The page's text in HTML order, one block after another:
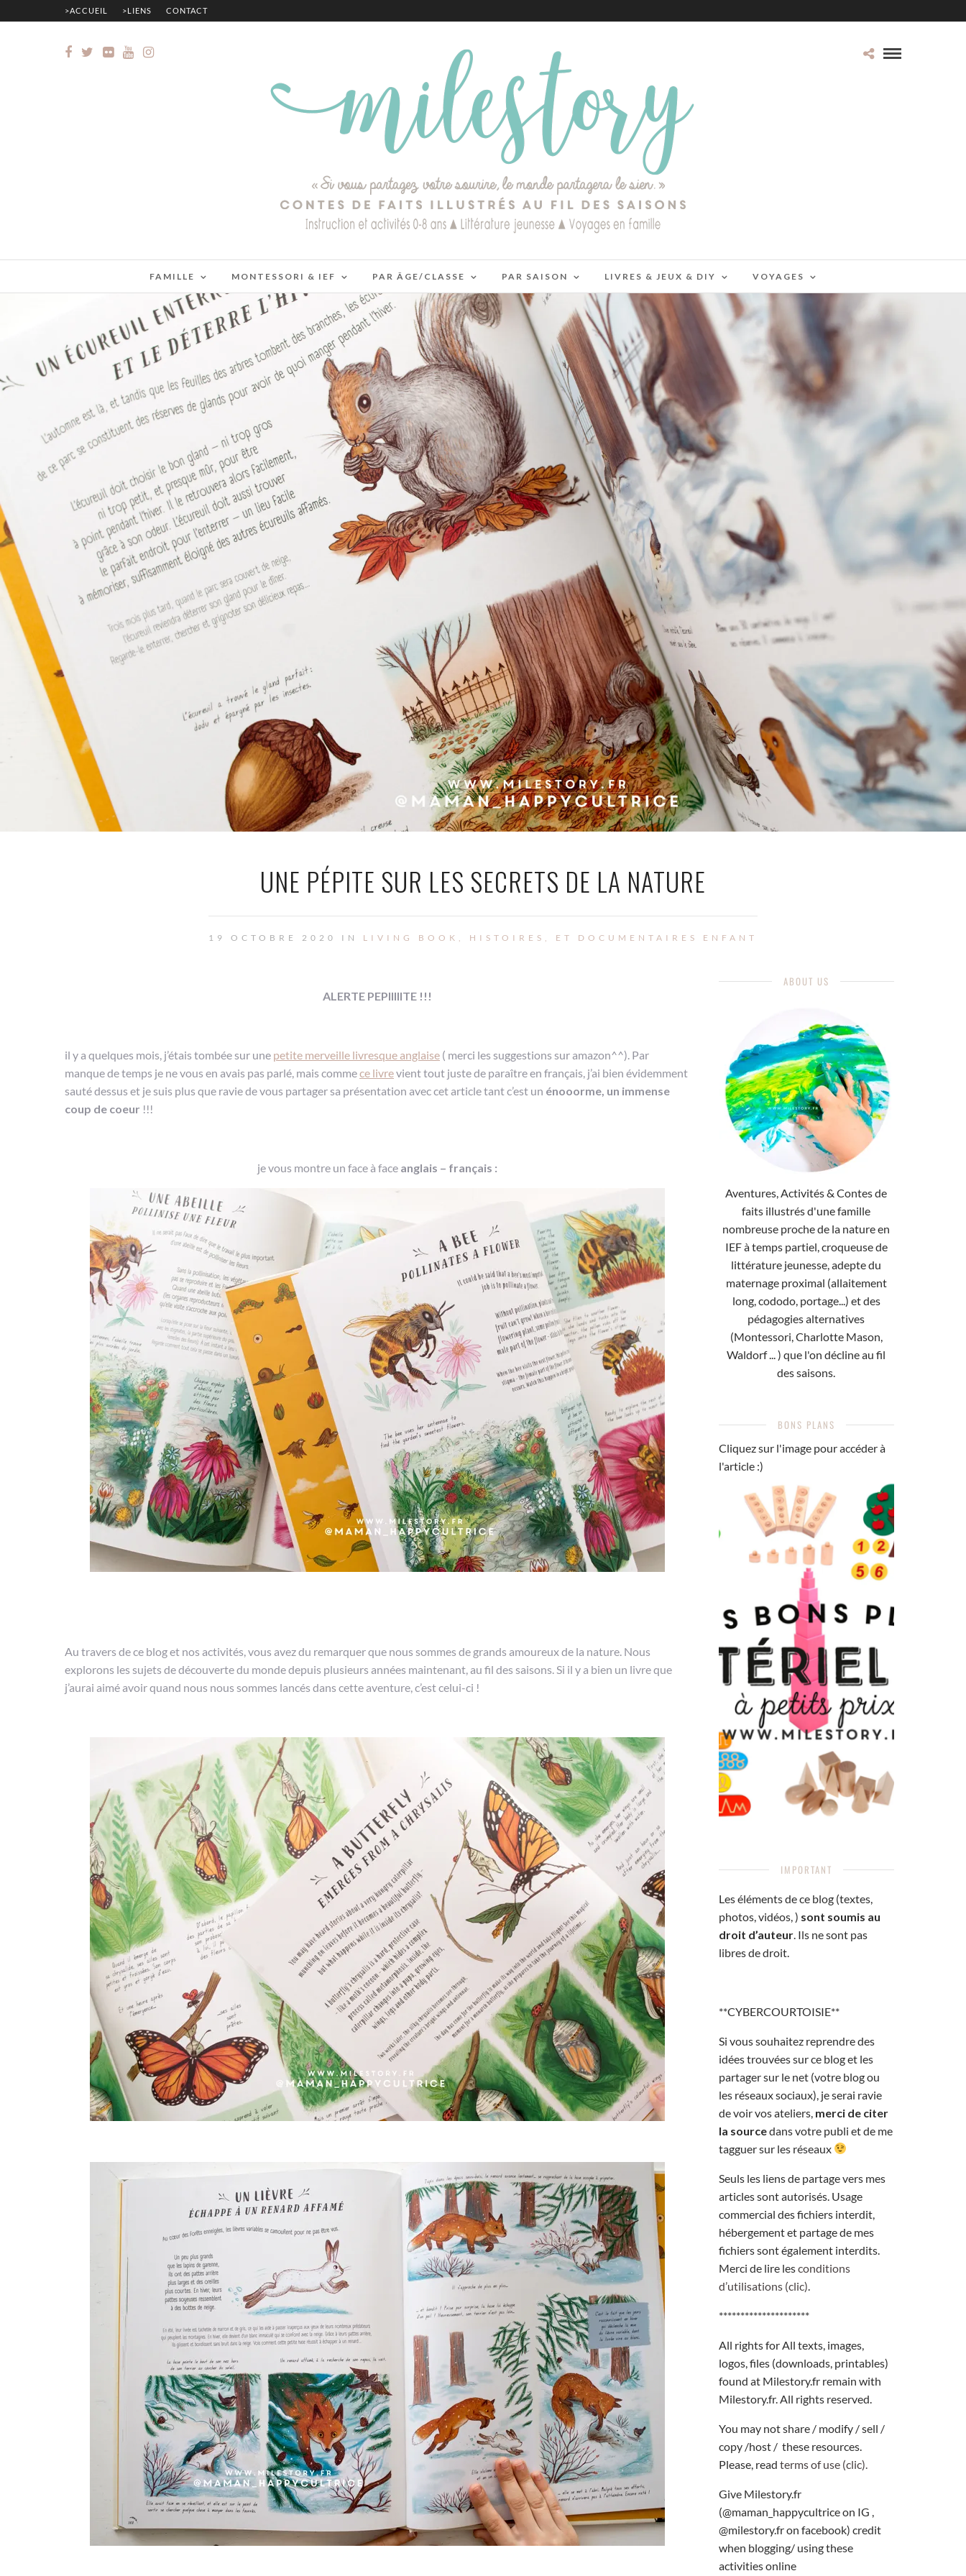
>ACCUEIL >LIENS CONTACT
FAMILLE MONTESSORI & IEF PAR ÂGE/CLASSE PAR SAISON LIVRES & JEUX & DIY VOYAGES
UNE PÉPITE SUR LES SECRETS DE LA NATURE
19 OCTOBRE 2020 IN LIVING BOOK, HISTOIRES, ET DOCUMENTAIRES ENFANT
ALERTE PEPIIIIITE !!!
il y a quelques mois, j’étais tombée sur une petite merveille livresque anglaise ( merci les suggestions sur amazon^^). Par
manque de temps je ne vous en avais pas parlé, mais commece livrevient tout juste de paraître en français, j’ai bien évidemment
sauté dessus et je suis plus que ravie de vous partager sa présentation avec cet article tant c’est un énooorme, un immense
coup de coeur !!!
je vous montre un face à face anglais – français :
Au travers de ce blog et nos activités, vous avez du remarquer que nous sommes de grands amoureux de la nature. Nous
explorons les sujets de découverte du monde depuis plusieurs années maintenant, au fil des saisons. Si il y a bien un livre que
j’aurai aimé avoir quand nous nous sommes lancés dans cette aventure, c’est celui-ci !
ABOUT US
Aventures, Activités & Contes de
faits illustrés d'une famille
nombreuse proche de la nature en
IEF à temps partiel, croqueuse de
littérature jeunesse, adepte du
maternage proximal (allaitement
long, cododo, portage...) et des
pédagogies alternatives
(Montessori, Charlotte Mason,
Waldorf ... ) que l'on décline au fil
des saisons.
BONS PLANS
Cliquez sur l'image pour accéder à
l'article :)
IMPORTANT
Les éléments de ce blog (textes,
photos, vidéos, ) sont soumis au
droit d’auteur. Ils ne sont pas
libres de droit.
**CYBERCOURTOISIE**
Si vous souhaitez reprendre des
idées trouvées sur ce blog et les
partager sur le net (votre blog ou
les réseaux sociaux), je serai ravie
de voir vos ateliers,merci de citer
la sourcedans votre publi et de me
tagguer sur les réseaux
Seuls les liens de partage vers mes
articles sont autorisés. Usage
commercial des fichiers interdit,
hébergement et partage de mes
fichiers sont également interdits.
Merci de lire lesconditions
d’utilisations (clic).
*********************
All rights for All texts, images,
logos, files (downloads, printables)
found at Milestory.fr remain with
Milestory.fr. All rights reserved.
You may not share / modify / sell /
copy /host / these resources.
Please, read terms of use (clic).
Give Milestory.fr
(@maman_happycultrice on IG ,
@milestory.fr on facebook) credit
when blogging/ using these
activities online